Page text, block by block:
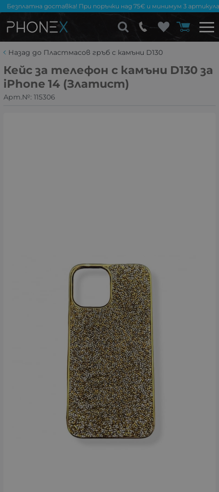
Безплатна доставка! При поръчки над 75€ и минимум 3
Назад до Пластмасов гръб с камъни D130
Кейс за телефон с камъни D130 за
iPhone 14 (Златист)
Арт.№: 115306